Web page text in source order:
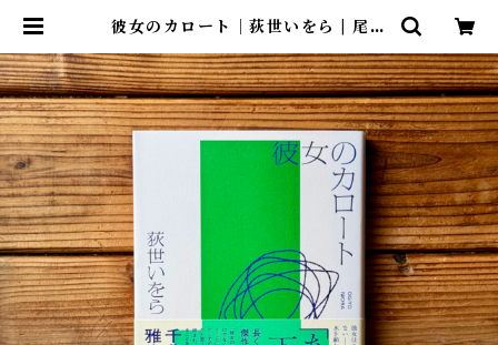
彼女のカロート｜荻世いをら | 尾鷲